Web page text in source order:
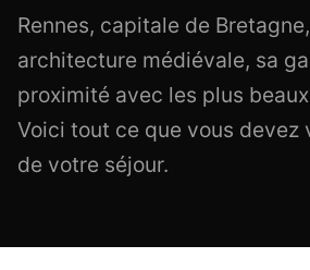
Rennes, capitale de
architecture médiévale, sa
proximité avec les plus
Voici tout ce que vous devez
de votre séjour.